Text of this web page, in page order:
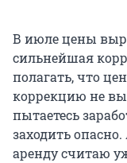
В июле цены
сильнейшая
полагать, что
коррекцию не
пытаетесь
заходить
аренду считаю